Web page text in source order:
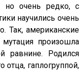
но очень редко, с
научились очень
Так, американские
произошла
равнине. Родился
отца, гаплогруппой,